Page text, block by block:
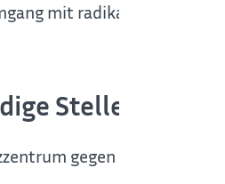
mit radikalisierten
Stelle
gegen